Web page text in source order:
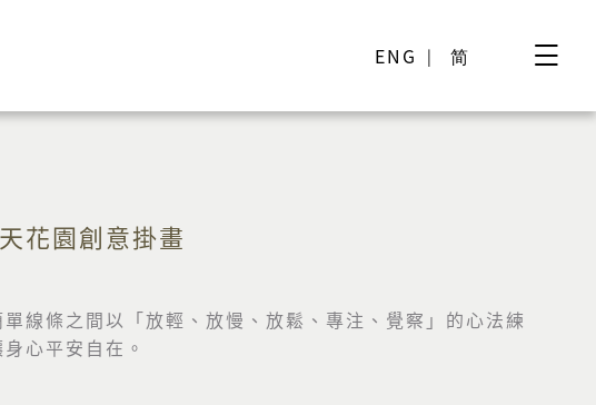
ENG 简
花園創意掛畫
線條之間以「放輕、放慢、放鬆、專注、覺察」的心法練
心平安自在。